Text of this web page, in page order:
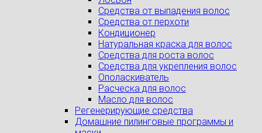
Средства от выпадения волос
Средства от перхоти
Кондиционер
Натуральная краска для волос
Средства для роста волос
Средства для укрепления волос
Ополаскиватель
Расческа для волос
Масло для волос
Регенерирующие средства
Домашние пилинговые программы и